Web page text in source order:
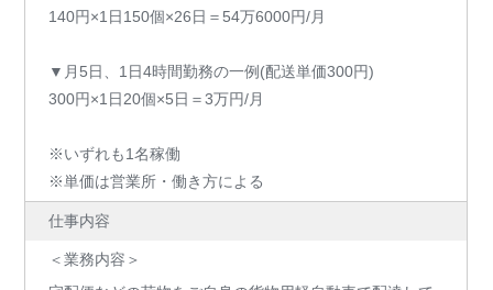
140円×1日150個×26日＝54万6000円/月
▼月5日、1日4時間勤務の一例(配送単価300円)
300円×1日20個×5日＝3万円/月
※いずれも1名稼働
※単価は営業所・働き方による
仕事内容
＜業務内容＞